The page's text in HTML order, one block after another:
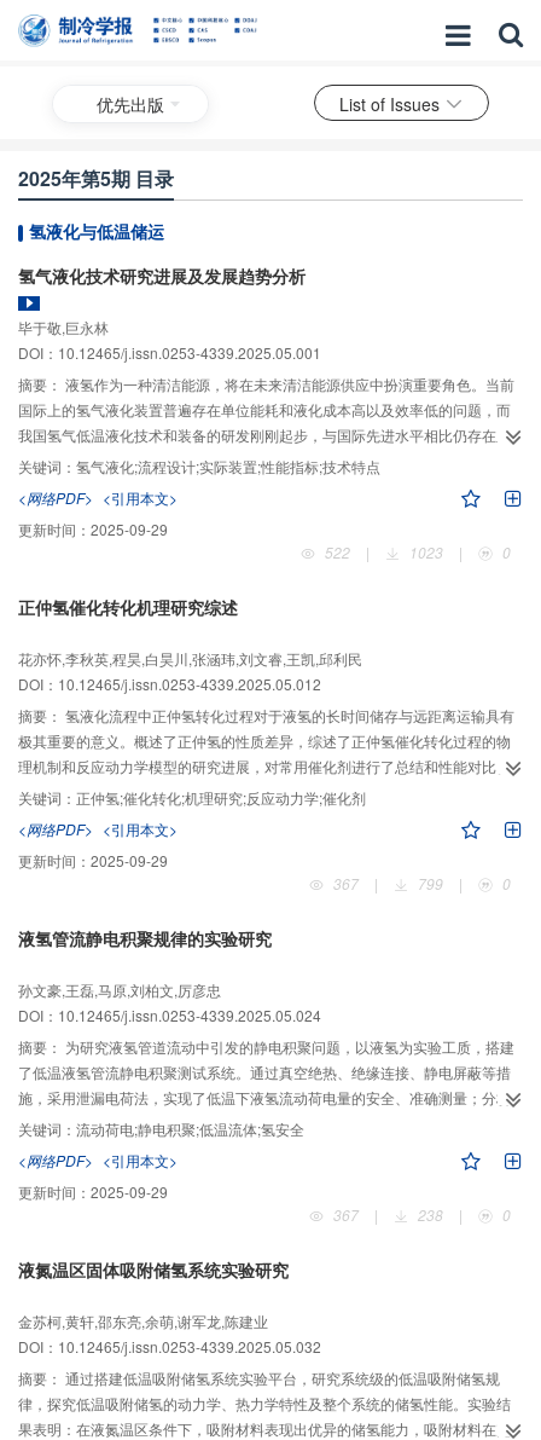
优先出版 List of Issues
2025年第5期 目录
氢液化与低温储运
氢气液化技术研究进展及发展趋势分析
毕于敬,巨永林
DOI：10.12465/j.issn.0253-4339.2025.05.001
摘要： 液氢作为一种清洁能源，将在未来清洁能源供应中扮演重要角色。当前
国际上的氢气液化装置普遍存在单位能耗和液化成本高以及效率低的问题，而
我国氢气低温液化技术和装备的研发刚刚起步，与国际先进水平相比仍存在显
著差距。鉴于此，总结了近年来氢气液化技术在流程设计和实际装置方面的研
究进展，探讨了稳态流程模拟与动态特性研究的最新技术发展，并分析了不同
液化流程的性能指标。同时，分别对氢气液化工厂和小型实验室液化装置的技
术特点与设备布局进行了总结。最后，归纳了氢气液化技术的发展重点和未来
发展方向，旨在为该技术的进步提供参考，进而推动氢能的社会化应用进程。
关键词： 氢气液化;流程设计;实际装置;性能指标;技术特点
<网络PDF> <引用本文>
更新时间： 2025-09-29
522
| 1023 | 0
正仲氢催化转化机理研究综述
花亦怀,李秋英,程昊,白昊川,张涵玮,刘文睿,王凯,邱利民
DOI：10.12465/j.issn.0253-4339.2025.05.012
摘要： 氢液化流程中正仲氢转化过程对于液氢的长时间储存与远距离运输具有
极其重要的意义。概述了正仲氢的性质差异，综述了正仲氢催化转化过程的物
理机制和反应动力学模型的研究进展，对常用催化剂进行了总结和性能对比。
最后综述了正仲氢转化的3种主流方案，并对比了各方案的优缺点。物理机制和
反应动力学分别从微观和宏观角度对正仲氢转化进行了研究，但由于催化剂表
面的实验数据相对匮乏，学者对此尚未形成统一的论述和解释，迫切需要进行
定量验证。在正仲氢转化的催化剂选择上，虽然镍基催化剂的催化效率更高，
但综合考虑催化剂的制备、活化、失活以及氢液化器的工作特点，铁的氢氧化
中采用连续转化过程的氢液化流程比能耗最低，是未来氢液化流程的发展方
化转化实验台的设计和搭建等提供理论指导。
关键词： 正仲氢;催化转化;机理研究;反应动力学;催化剂
<网络PDF> <引用本文>
更新时间： 2025-09-29
367
| 799 | 0
液氢管流静电积聚规律的实验研究
孙文豪,王磊,马原,刘柏文,厉彦忠
DOI：10.12465/j.issn.0253-4339.2025.05.024
摘要： 为研究液氢管道流动中引发的静电积聚问题，以液氢为实验工质，搭建
了低温液氢管流静电积聚测试系统。通过真空绝热、绝缘连接、静电屏蔽等措
施，采用泄漏电荷法，实现了低温下液氢流动荷电量的安全、准确测量；分析
了雷诺数Re在2×10 以下多个流动工况的电荷积聚特征。实验结果表明：电导
率极低的液氢在管流过程中存在明显的流动荷电现象，测试中电荷积聚量呈线
性增长趋势；在实验所涉及管长和Re范围下，平均电荷密度随速度的增大而降
低，但降低速率逐渐减缓；随管径增大，管流平均电荷密度也降低。所搭建的
低温液氢管流静电积聚测试系统为开展液氢静电测试提供了重要平台，该研究
了设计指导。
关键词： 流动荷电;静电积聚;低温流体;氢安全
<网络PDF> <引用本文>
更新时间： 2025-09-29
367
| 238 | 0
液氮温区固体吸附储氢系统实验研究
金苏柯,黄轩,邵东亮,余萌,谢军龙,陈建业
DOI：10.12465/j.issn.0253-4339.2025.05.032
摘要： 通过搭建低温吸附储氢系统实验平台，研究系统级的低温吸附储氢规
律，探究低温吸附储氢的动力学、热力学特性及整个系统的储氢性能。实验结
果表明：在液氮温区条件下，吸附材料表现出优异的储氢能力，吸附材料在充